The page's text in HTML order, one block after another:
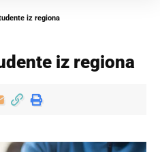
iz regiona
iz regiona